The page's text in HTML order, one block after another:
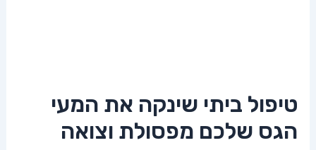
טיפול ביתי שינקה את המעי
הגס שלכם מפסולת וצואה